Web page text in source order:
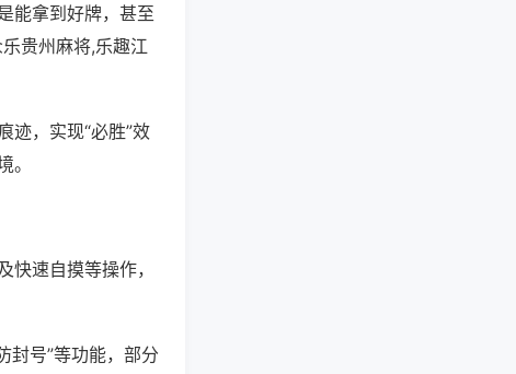
能拿到好牌，甚至
贵州麻将,乐趣江
迹，实现“必胜”效
速自摸等操作，
封号”等功能，部分